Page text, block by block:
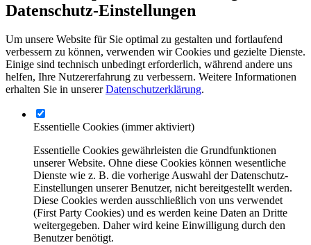
Datenschutz-Einstellungen
Um unsere Website für Sie optimal zu gestalten und fortlaufend
verbessern zu können, verwenden wir Cookies und gezielte Dienste.
Einige sind technisch unbedingt erforderlich, während andere uns
helfen, Ihre Nutzererfahrung zu verbessern. Weitere Informationen
erhalten Sie in unsererDatenschutzerklärung.
Essentielle Cookies (immer aktiviert)
Essentielle Cookies gewährleisten die Grundfunktionen
unserer Website. Ohne diese Cookies können wesentliche
Dienste wie z. B. die vorherige Auswahl der Datenschutz-
Einstellungen unserer Benutzer, nicht bereitgestellt werden.
Diese Cookies werden ausschließlich von uns verwendet
(First Party Cookies) und es werden keine Daten an Dritte
weitergegeben. Daher wird keine Einwilligung durch den
Benutzer benötigt.